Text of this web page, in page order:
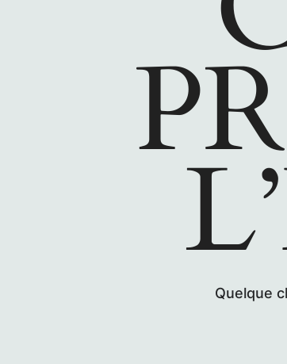
Quelque